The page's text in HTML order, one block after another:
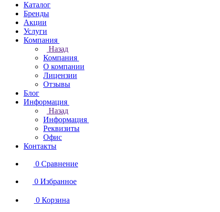
Каталог
Бренды
Акции
Услуги
Компания
Назад
Компания
О компании
Лицензии
Отзывы
Блог
Информация
Назад
Информация
Реквизиты
Офис
Контакты
0 Сравнение
0 Избранное
0 Корзина